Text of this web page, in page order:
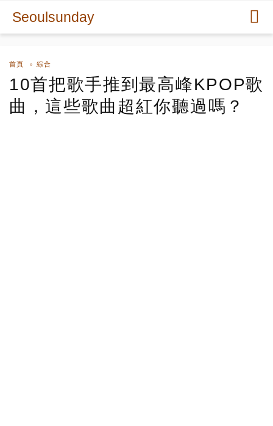
Seoulsunday
首頁 綜合
10首把歌手推到最高峰KPOP歌
曲，這些歌曲超紅你聽過嗎？